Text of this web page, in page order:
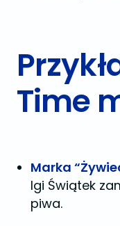
Time
Marka
Igi Świątek
piwa.